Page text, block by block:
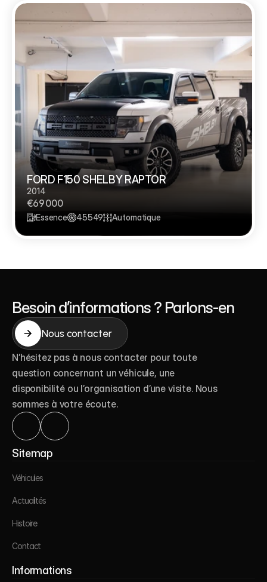
FORD F150 SHELBY RAPTOR
2014
€69 000
Essence 45549 Automatique
Besoin d’informations ? Parlons-en
Nous contacter
N’hésitez pas à nous contacter pour toute
question concernant un véhicule, une
disponibilité ou l’organisation d’une visite. Nous
sommes à votre écoute.
Sitemap
Véhicules
Véhicules
Actualités
Histoire
Contact
Contact
Informations